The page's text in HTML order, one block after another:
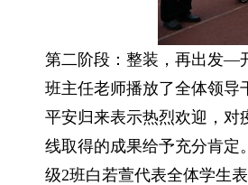
第二阶段：整装，再出发—
班主任老师播放了全体领导
平安归来表示热烈欢迎，对
线取得的成果给予充分肯定
级2班白若萱代表全体学生